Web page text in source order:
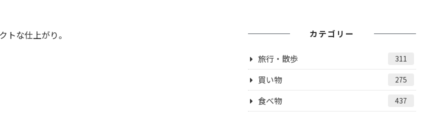
トな仕上がり。 カテゴリー
旅行・散歩 311
買い物 275
食べ物 437